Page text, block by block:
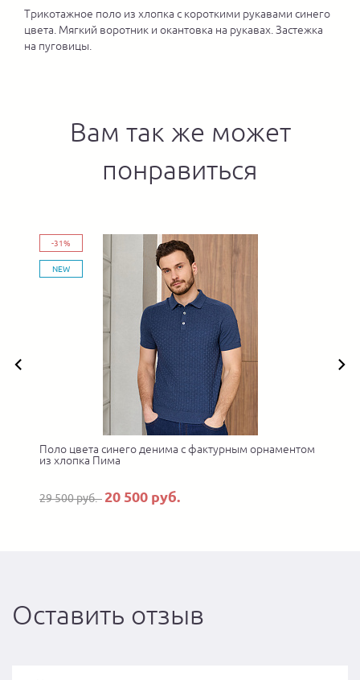
Трикотажное поло из хлопка с короткими рукавами синего
цвета. Мягкий воротник и окантовка на рукавах. Застежка
на пуговицы.
Вам так же может
понравиться
-31%
NEW
Поло цвета синего денима с фактурным орнаментом
из хлопка Пима
29 500 руб. 20 500 руб.
Оставить отзыв